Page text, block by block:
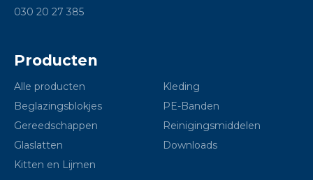
030 20 27 385
Producten
Alle producten
Beglazingsblokjes
Gereedschappen
Glaslatten
Kitten en Lijmen
Kleding
PE-Banden
Reinigingsmiddelen
Downloads